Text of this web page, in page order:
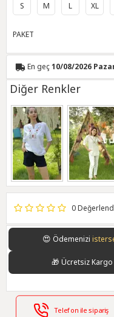
0
S
M L XL
PAKET
En geç10/08/2026
Diğer Renkler
😍 Ödemenizi
🎁 Ücretsiz Kargo
Telefon ile sipariş